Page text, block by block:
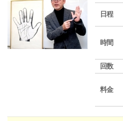
日程
時間
回数
料金